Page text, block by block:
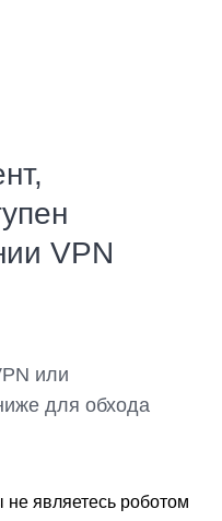
VPN
или
для обхода
являетесь роботом